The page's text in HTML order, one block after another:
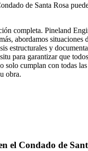
de Santa Rosa
completa. Pineland
abordamos
estructurales y
para garantizar que
cumplan con todas
obra.
el Condado de